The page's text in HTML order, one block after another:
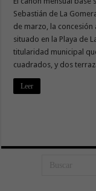
Sebastián de La
de marzo, la concesión
situado en la Playa de
titularidad municipal
cuadrados, y dos
Leer